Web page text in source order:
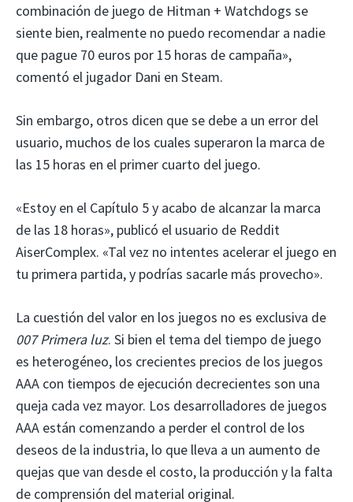
combinación de juego de Hitman + Watchdogs se
siente bien, realmente no puedo recomendar a nadie
que pague 70 euros por 15 horas de campaña»,
comentó el jugador Dani en Steam.
Sin embargo, otros dicen que se debe a un error del
usuario, muchos de los cuales superaron la marca de
las 15 horas en el primer cuarto del juego.
«Estoy en el Capítulo 5 y acabo de alcanzar la marca
de las 18 horas», publicó el usuario de Reddit
AiserComplex. «Tal vez no intentes acelerar el juego en
tu primera partida, y podrías sacarle más provecho».
La cuestión del valor en los juegos no es exclusiva de
007 Primera luz. Si bien el tema del tiempo de juego
es heterogéneo, los crecientes precios de los juegos
AAA con tiempos de ejecución decrecientes son una
queja cada vez mayor. Los desarrolladores de juegos
AAA están comenzando a perder el control de los
deseos de la industria, lo que lleva a un aumento de
quejas que van desde el costo, la producción y la falta
de comprensión del material original.